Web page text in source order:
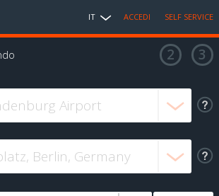
IT ACCEDI SELF SERVICE